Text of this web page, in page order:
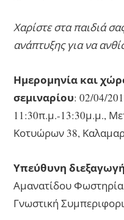
Χαρίστε στα παιδιά
ανάπτυξης για να
Ημερομηνία και
σεμιναρίου: 02/04/
11:30π.μ.-13:30μ.μ.,
Κοτυώρων 38,
Υπεύθυνη
Αμανατίδου
Γνωστική